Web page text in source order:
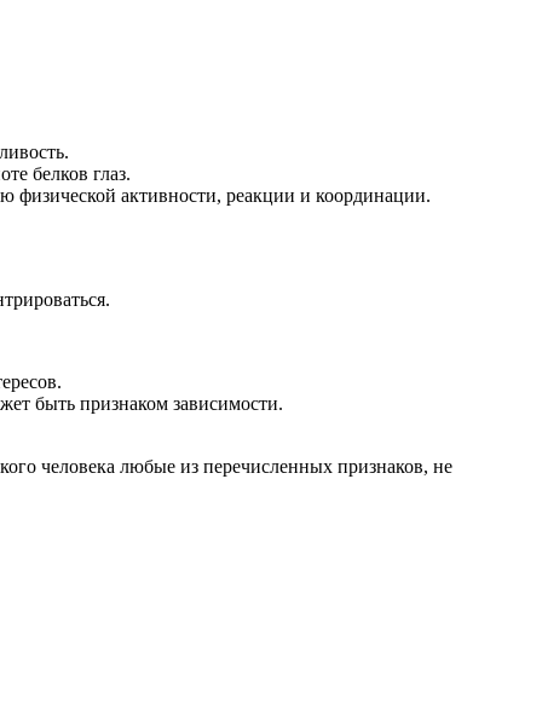
белков глаз.
активности, реакции и координации.
быть признаком зависимости.
человека любые из перечисленных признаков, не